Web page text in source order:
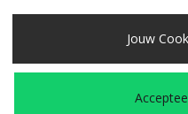
Nederland
Wij accepteren de
Jouw